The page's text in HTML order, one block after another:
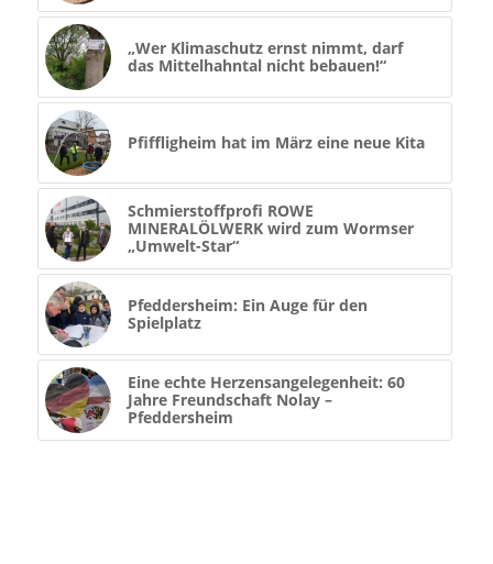
„Wer Klimaschutz ernst nimmt, darf
das Mittelhahntal nicht bebauen!“
Pfiffligheim hat im März eine neue Kita
Schmierstoffprofi ROWE
MINERALÖLWERK wird zum Wormser
„Umwelt-Star“
Pfeddersheim: Ein Auge für den
Spielplatz
Eine echte Herzensangelegenheit: 60
Jahre Freundschaft Nolay –
Pfeddersheim